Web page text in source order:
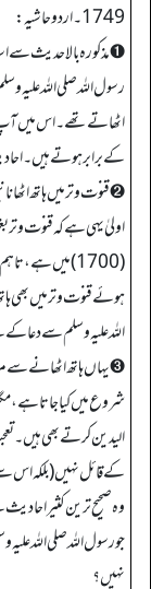
1749۔ اردو حاشیہ:
➊ مذکورہ بالا حدیث سے
رسول اللہ صلی اللہ علیہ
اٹھاتے تھے۔ اس میں آپ
کے برابر ہوتے ہیں۔
➋ قنوت وتر میں ہاتھ
اولیٰ یہی ہے کہ قنوت وتر
(1700) میں ہے،
ہوئے قنوت وتر میں بھی
اللہ علیہ وسلم سے دعا کے
➌ یہاں ہاتھ اٹھانے سے
شروع میں کیا جاتا ہے،
الیدین کرتے بھی ہیں۔
کے قائل نہیں (بلکہ اس
وہ صحیح ترین کثیر
جو رسول اللہ صلی اللہ
نہیں؟